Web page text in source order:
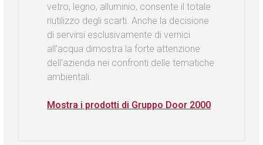
vetro, legno, alluminio, consente il totale
riutilizzo degli scarti. Anche la decisione
di servirsi esclusivamente di vernici
all’acqua dimostra la forte attenzione
dell’azienda nei confronti delle tematiche
ambientali.
Mostra i prodotti di Gruppo Door 2000